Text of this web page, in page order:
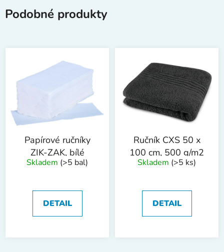
Podobné produkty
Papírové ručníky
ZIK-ZAK, bílé
Skladem (>5 bal)
DETAIL
Ručník CXS 50 x
100 cm, 500 g/m2
Skladem (>5 ks)
DETAIL